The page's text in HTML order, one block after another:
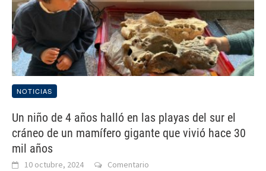
NOTICIAS
Un niño de 4 años halló en las playas del sur el
cráneo de un mamífero gigante que vivió hace 30
mil años
10 octubre, 2024 Comentario